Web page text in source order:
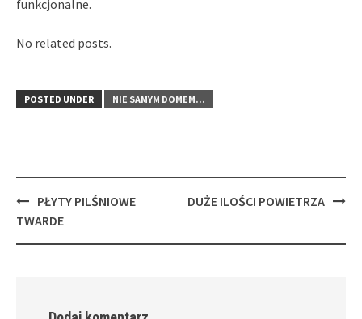
funkcjonalne.
No related posts.
POSTED UNDER NIE SAMYM DOMEM...
Post
navigation
PŁYTY PILŚNIOWE
TWARDE
DUŻE ILOŚCI POWIETRZA